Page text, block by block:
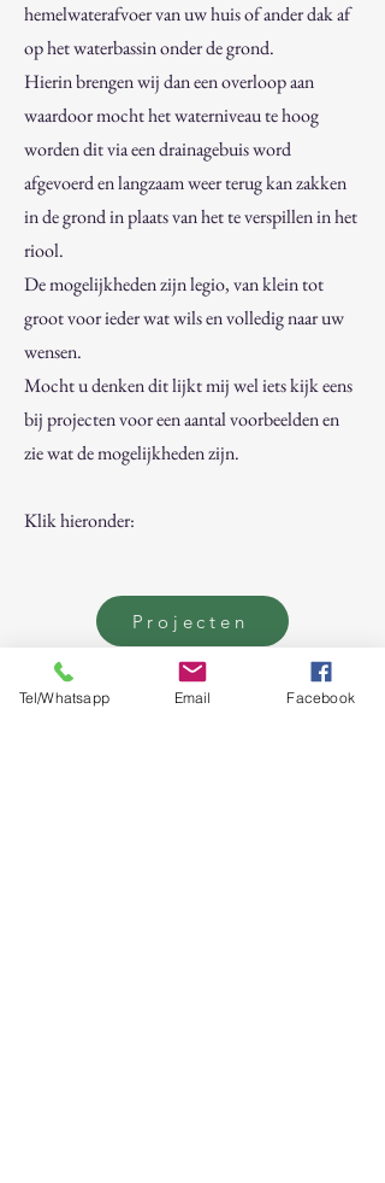
hemelwaterafvoer van uw huis of ander dak af
op het waterbassin onder de grond.
Hierin brengen wij dan een overloop aan
waardoor mocht het waterniveau te hoog
worden dit via een drainagebuis word
afgevoerd en langzaam weer terug kan zakken
in de grond in plaats van het te verspillen in het
riool.
De mogelijkheden zijn legio, van klein tot
groot voor ieder wat wils en volledig naar uw
wensen.
Mocht u denken dit lijkt mij wel iets kijk eens
bij projecten voor een aantal voorbeelden en
zie wat de mogelijkheden zijn.
Klik hieronder:
Projecten
Energiezuinige vijverpomp
Tel/Whatsapp Email Facebook